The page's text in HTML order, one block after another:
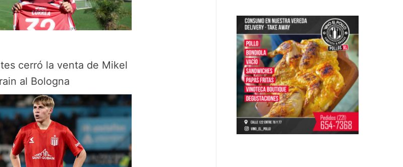
cerró la venta de Mikel
al Bologna